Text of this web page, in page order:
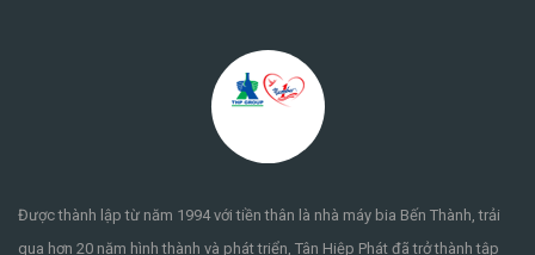
Được thành lập từ năm 1994 với tiền thân là nhà máy bia Bến Thành, trải
qua hơn 20 năm hình thành và phát triển, Tân Hiệp Phát đã trở thành tập